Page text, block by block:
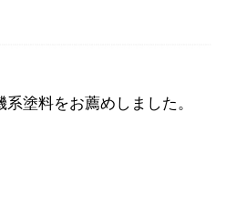
塗料をお薦めしました。